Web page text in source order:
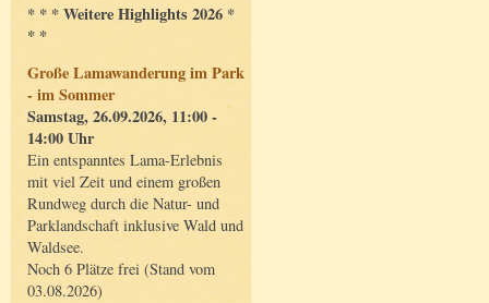
* * * Weitere Highlights 2026 *
* *
Große Lamawanderung im Park
- im Sommer
Samstag, 26.09.2026, 11:00 -
14:00 Uhr
Ein entspanntes Lama-Erlebnis
mit viel Zeit und einem großen
Rundweg durch die Natur- und
Parklandschaft inklusive Wald und
Waldsee.
Noch 6 Plätze frei (Stand vom
03.08.2026)